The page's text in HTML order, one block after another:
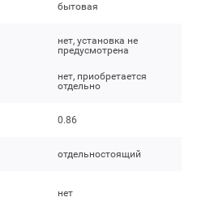
бытовая
нет, установка не
предусмотрена
нет, приобретается
отдельно
0.86
отдельностоящий
нет